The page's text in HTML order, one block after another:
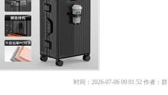
时间：2026-07-06 09:01:52 作者：群